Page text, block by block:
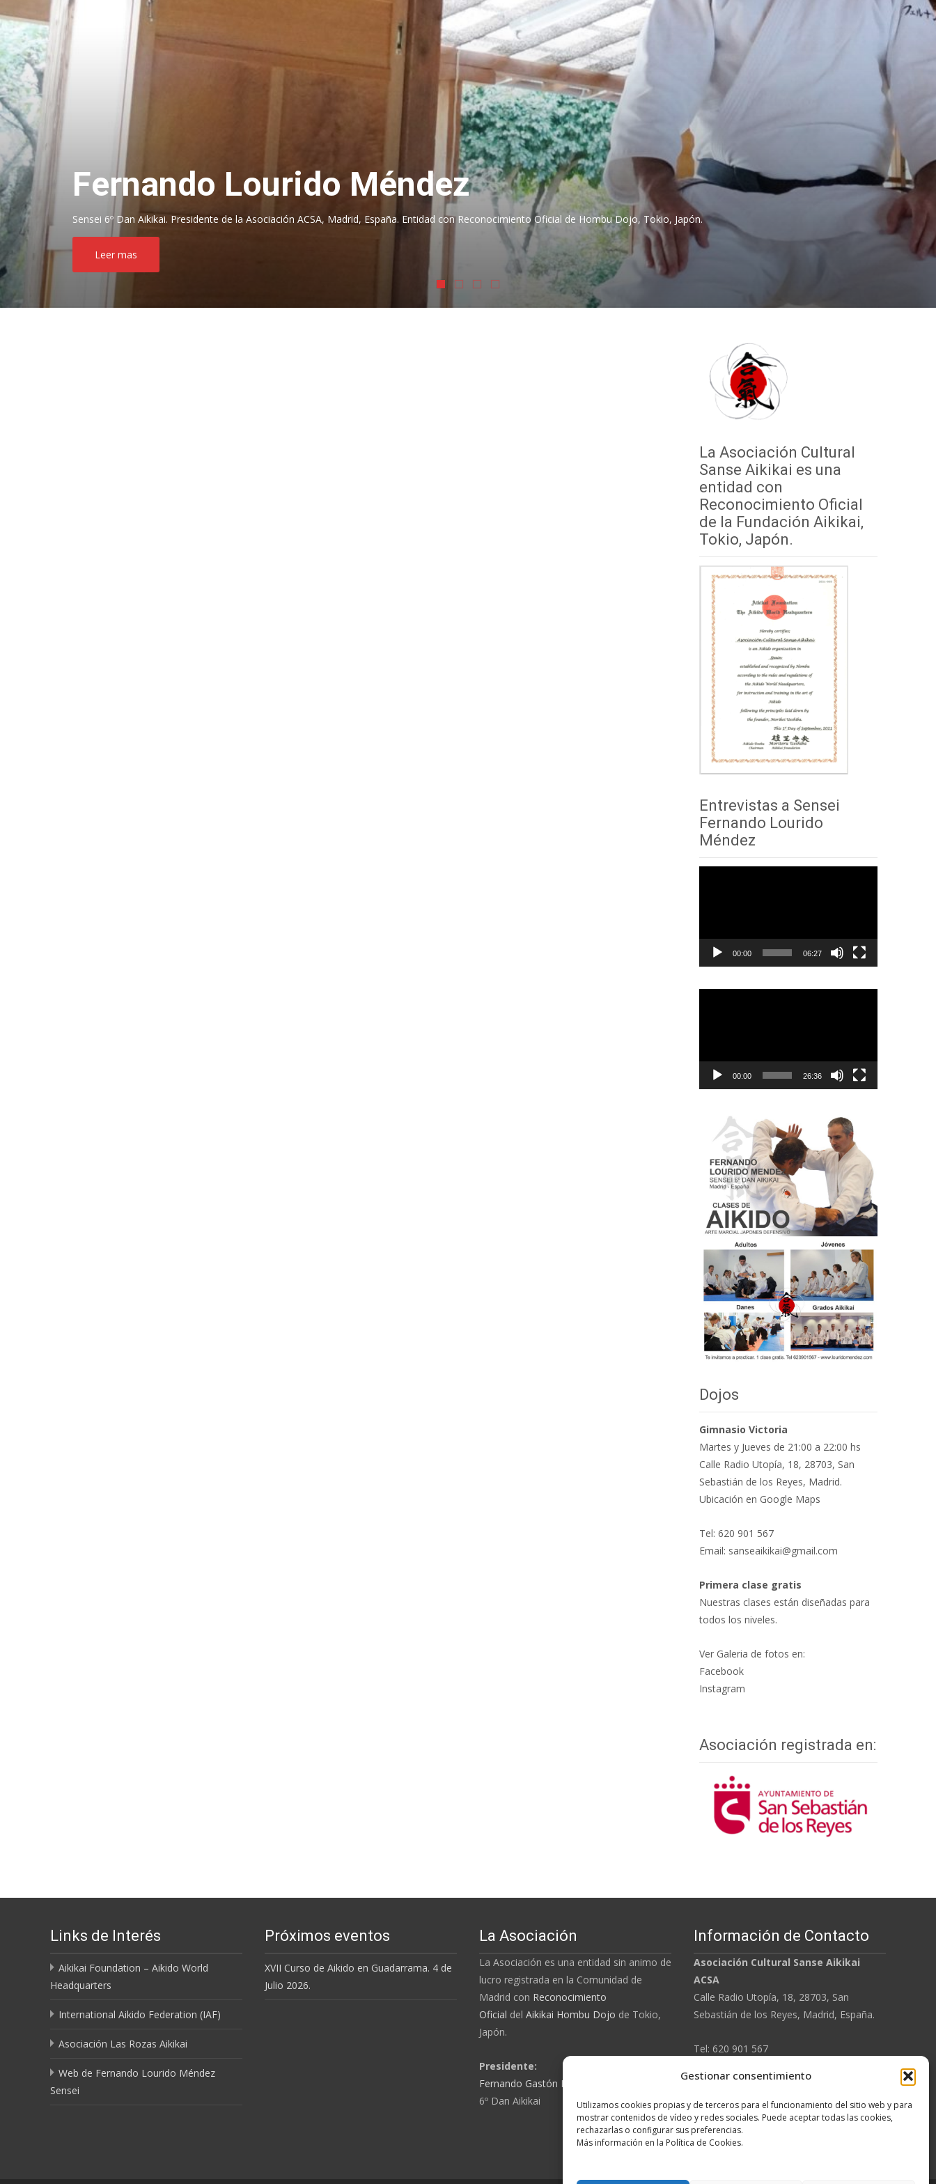
Gestionar consentimiento
Utilizamos cookies propias y de terceros para el funcionamiento del sitio web y para
mostrar contenidos de vídeo y redes sociales. Puede aceptar todas las cookies,
rechazarlas o configurar sus preferencias.
Más información en la Política de Cookies.
Fernando Lourido Méndez
Sensei 6º Dan Aikikai. Presidente de la Asociación ACSA, Madrid, España. Entidad con Reconocimiento Oficial de Hombu Dojo, Tokio, Japón.
Leer mas
La Asociación Cultural
Sanse Aikikai es una
entidad con
Reconocimiento Oficial
de la Fundación Aikikai,
Tokio, Japón.
Entrevistas a Sensei
Fernando Lourido
Méndez
00:00 06:27
00:00 26:36
Dojos
Gimnasio Victoria
Martes y Jueves de 21:00 a 22:00 hs
Calle Radio Utopía, 18, 28703, San
Sebastián de los Reyes, Madrid.
Ubicación en Google Maps
Tel: 620 901 567
Email: sanseaikikai@gmail.com
Primera clase gratis
Nuestras clases están diseñadas para
todos los niveles.
Ver Galeria de fotos en:
Facebook
Instagram
Asociación registrada en:
Links de Interés
Aikikai Foundation – Aikido World
Headquarters
International Aikido Federation (IAF)
Asociación Las Rozas Aikikai
Web de Fernando Lourido Méndez
Sensei
Próximos eventos
XVII Curso de Aikido en Guadarrama. 4 de
Julio 2026.
La Asociación
La Asociación es una entidad sin animo de
lucro registrada en la Comunidad de
Madrid con Reconocimiento
Oficial del Aikikai Hombu Dojo de Tokio,
Japón.
Presidente:
Fernando Gastón Lourido Méndez
6º Dan Aikikai
Información de Contacto
Asociación Cultural Sanse Aikikai
ACSA
Calle Radio Utopía, 18, 28703, San
Sebastián de los Reyes, Madrid, España.
Tel: 620 901 567
Aviso Legal
Política de Privacidad